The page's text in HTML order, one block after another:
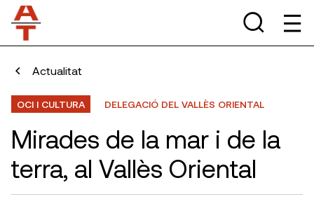
Actualitat
OCI I CULTURA DELEGACIÓ DEL VALLÈS ORIENTAL
Mirades de la mar i de la
terra, al Vallès Oriental